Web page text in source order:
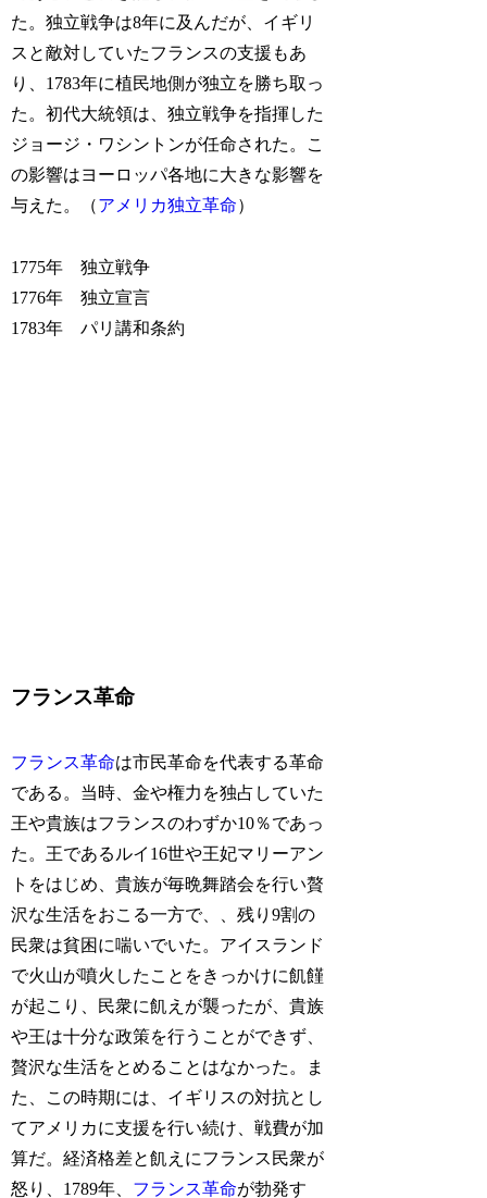
た。独立戦争は8年に及んだが、イギリ
スと敵対していたフランスの支援もあ
り、1783年に植民地側が独立を勝ち取っ
た。初代大統領は、独立戦争を指揮した
ジョージ・ワシントンが任命された。こ
の影響はヨーロッパ各地に大きな影響を
与えた。（アメリカ独立革命）
1775年 独立戦争
1776年 独立宣言
1783年 パリ講和条約
フランス革命
フランス革命は市民革命を代表する革命
である。当時、金や権力を独占していた
王や貴族はフランスのわずか10％であっ
た。王であるルイ16世や王妃マリーアン
トをはじめ、貴族が毎晩舞踏会を行い贅
沢な生活をおこる一方で、、残り9割の
民衆は貧困に喘いでいた。アイスランド
で火山が噴火したことをきっかけに飢饉
が起こり、民衆に飢えが襲ったが、貴族
や王は十分な政策を行うことができず、
贅沢な生活をとめることはなかった。ま
た、この時期には、イギリスの対抗とし
てアメリカに支援を行い続け、戦費が加
算だ。経済格差と飢えにフランス民衆が
怒り、1789年、 フランス革命が勃発す